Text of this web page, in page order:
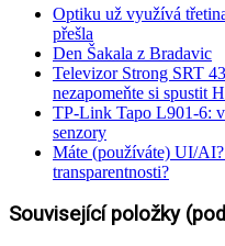
Optiku už využívá
přešla
Den Šakala z Bradavic
Televizor Strong SRT
nezapomeňte si spustit
TP-Link Tapo L901-6:
senzory
Máte (používáte) UI/
transparentnosti?
Související položky